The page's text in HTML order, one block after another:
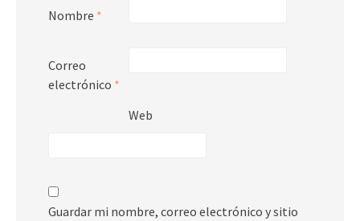
Nombre *
Correo
electrónico *
Web
Guardar mi nombre, correo electrónico y sitio